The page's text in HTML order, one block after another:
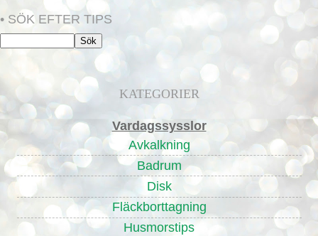
• SÖK EFTER TIPS
KATEGORIER
Vardagssysslor
Avkalkning
Badrum
Disk
Fläckborttagning
Husmorstips